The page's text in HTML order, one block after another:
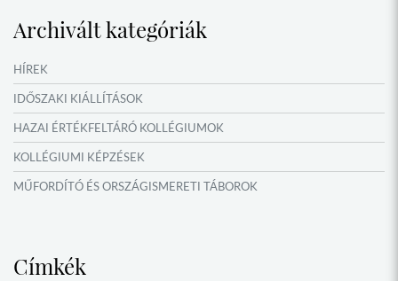
IDŐSZAKI KIÁLLÍTÁSOK
NYÁRI TÁBOROK
OKTATÁS, KULTÚRA
Archivált kategóriák
HÍREK
IDŐSZAKI KIÁLLÍTÁSOK
HAZAI ÉRTÉKFELTÁRÓ KOLLÉGIUMOK
KOLLÉGIUMI KÉPZÉSEK
MŰFORDÍTÓ ÉS ORSZÁGISMERETI TÁBOROK
Címkék